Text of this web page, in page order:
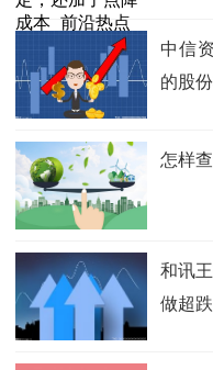
中信
的股
怎样
和讯
做超